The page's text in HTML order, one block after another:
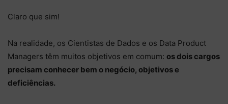
Claro que sim!
Na realidade, os Cientistas de Dados e os Data Product
Managers têm muitos objetivos em comum: os dois cargos
precisam conhecer bem o negócio, objetivos e
deficiências.